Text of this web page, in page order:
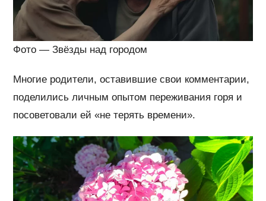
Фото — Звёзды над городом
Многие родители, оставившие свои комментарии,
поделились личным опытом переживания горя и
посоветовали ей «не терять времени».